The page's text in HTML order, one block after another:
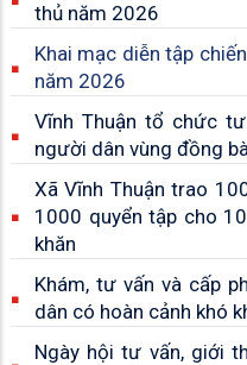
thủ năm 2026
Khai mạc diễn tập
năm 2026
Vĩnh Thuận tổ chức
người dân vùng đồng
Xã Vĩnh Thuận trao
1000 quyển tập cho
khăn
Khám, tư vấn và cấp
dân có hoàn cảnh khó
Ngày hội tư vấn, giới